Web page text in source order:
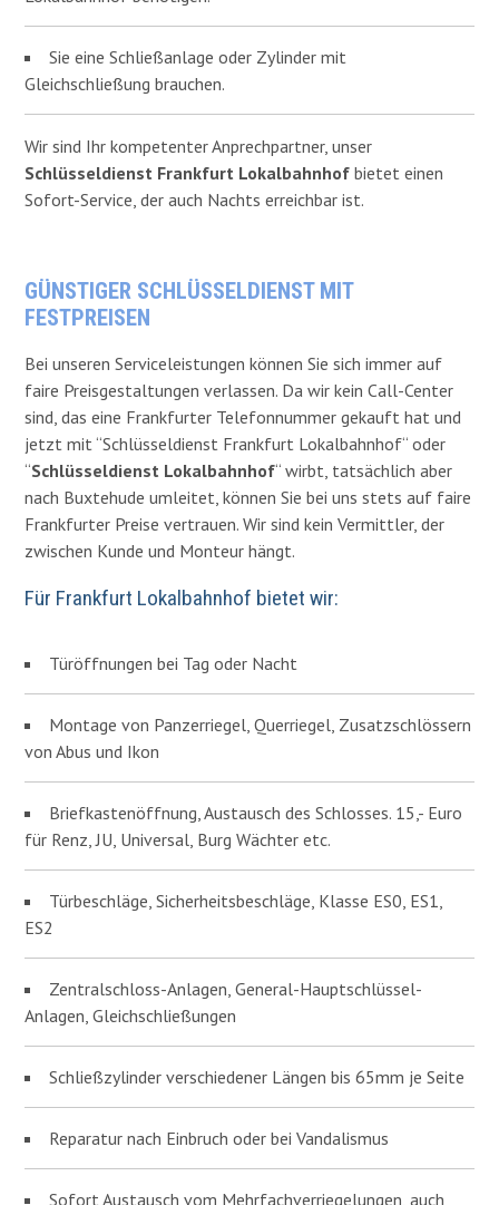
Sie eine Schließanlage oder Zylinder mit
Gleichschließung brauchen.
Wir sind Ihr kompetenter Anprechpartner, unser
Schlüsseldienst Frankfurt Lokalbahnhof bietet einen
Sofort-Service, der auch Nachts erreichbar ist.
GÜNSTIGER SCHLÜSSELDIENST MIT
FESTPREISEN
Bei unseren Serviceleistungen können Sie sich immer auf
faire Preisgestaltungen verlassen. Da wir kein Call-Center
sind, das eine Frankfurter Telefonnummer gekauft hat und
jetzt mit “Schlüsseldienst Frankfurt Lokalbahnhof“ oder
“Schlüsseldienst Lokalbahnhof“ wirbt, tatsächlich aber
nach Buxtehude umleitet, können Sie bei uns stets auf faire
Frankfurter Preise vertrauen.Wir sind kein Vermittler, der
zwischen Kunde und Monteur hängt.
Für Frankfurt Lokalbahnhof bietet wir:
Türöffnungen bei Tag oder Nacht
Montage von Panzerriegel, Querriegel, Zusatzschlössern
von Abus und Ikon
Briefkastenöffnung, Austausch des Schlosses. 15,- Euro
für Renz, JU, Universal, Burg Wächter etc.
Türbeschläge, Sicherheitsbeschläge, Klasse ES0, ES1,
ES2
Zentralschloss-Anlagen, General-Hauptschlüssel-
Anlagen, Gleichschließungen
Schließzylinder verschiedener Längen bis 65mm je Seite
Reparatur nach Einbruch oder bei Vandalismus
Sofort Austausch vom Mehrfachverriegelungen, auch